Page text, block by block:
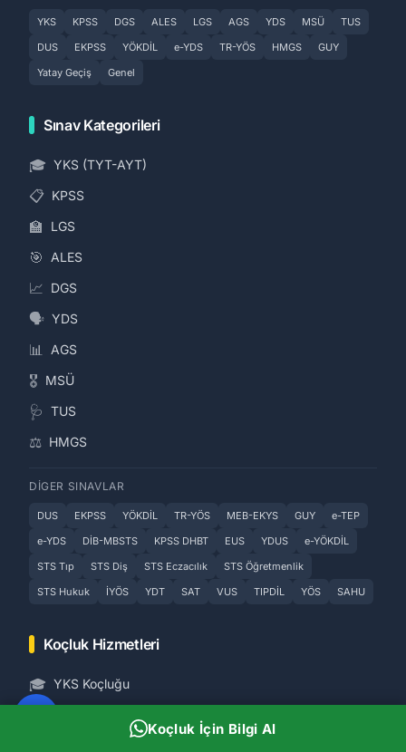
YKS KPSS DGS ALES LGS AGS YDS MSÜ
TUS
DUS
EKPSS YÖKDİL e-YDS TR-YÖS HMGS
GUY
Yatay Geçiş
Genel
Sınav Kategorileri
🎓 YKS (TYT-AYT)
📋 KPSS
🏫 LGS
🎯 ALES
📈 DGS
🗣️ YDS
📊 AGS
🎖️ MSÜ
🩺 TUS
⚖️ HMGS
DIGER SINAVLAR
DUS EKPSS YÖKDİL TR-YÖS MEB-EKYS GUY
e-TEP
e-YDS
DİB-MBSTS KPSS DHBT EUS YDUS
e-YÖKDİL
STS Tıp
STS Diş STS Eczacılık
STS Öğretmenlik
STS Hukuk
İYÖS YDT SAT VUS TIPDİL YÖS SAHU
Koçluk Hizmetleri
🎓 YKS Koçluğu
Koçluk İçin Bilgi Al